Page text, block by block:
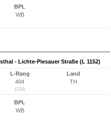
BPL
WB
- Lichte-Piesauer Straße (L 1152)
L-Rang
404
(334)
Land
TH
BPL
WB